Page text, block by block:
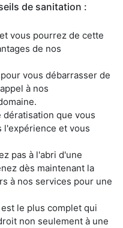
de sanitation :
vous pourrez de cette
de nos
vous débarrasser de
à nos
que vous
l'expérience et vous
pas à l'abri d'une
dès maintenant la
à nos services pour une
le plus complet qui
non seulement à une